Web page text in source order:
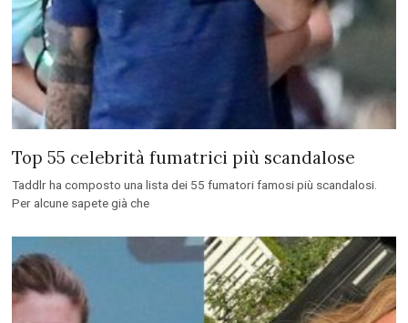
Top 55 celebrità fumatrici più scandalose
Taddlr ha composto una lista dei 55 fumatori famosi più scandalosi.
Per alcune sapete già che